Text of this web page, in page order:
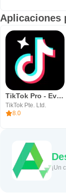
Aplicaciones
TikTok Pro - Events
TikTok Pte. Ltd.
8.0
¡Un